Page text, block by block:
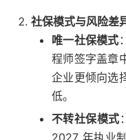
社保模式与风险差
唯一社保模式
程师签字盖章
企业更倾向选
低。
不转社保模式
2027 年执业